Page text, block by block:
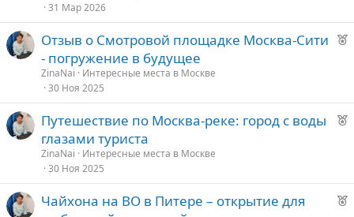
е
н
31 Мар 2026
Р
е
е
Отзыв о Смотровой площадке Москва-Сити
- погружение в будущее
ZinaNai
Интересные места в Москве
30 Ноя 2025
Р
е
Путешествие по Москва-реке: город с воды
глазами туриста
ZinaNai
Интересные места в Москве
30 Ноя 2025
Р
Чайхона на ВО в Питере – открытие для